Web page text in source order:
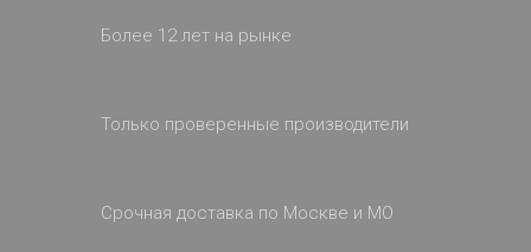
Более 12 лет на рынке
Только проверенные производители
Срочная доставка по Москве и МО